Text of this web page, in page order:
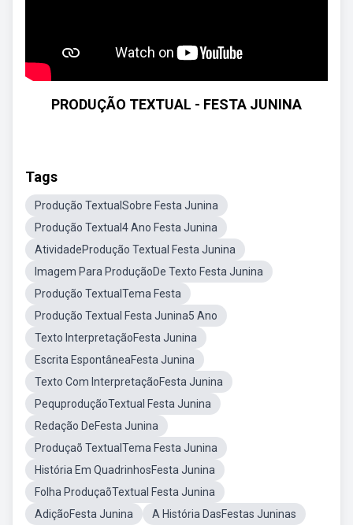
PRODUÇÃO TEXTUAL - FESTA JUNINA
Tags
Produção TextualSobre Festa Junina
Produção Textual4 Ano Festa Junina
AtividadeProdução Textual Festa Junina
Imagem Para ProduçãoDe Texto Festa Junina
Produção TextualTema Festa
Produção Textual Festa Junina5 Ano
Texto InterpretaçãoFesta Junina
Escrita EspontâneaFesta Junina
Texto Com InterpretaçãoFesta Junina
PequproduçãoTextual Festa Junina
Redação DeFesta Junina
Produçaõ TextualTema Festa Junina
História Em QuadrinhosFesta Junina
Folha ProduçaõTextual Festa Junina
AdiçãoFesta Junina
A História DasFestas Juninas